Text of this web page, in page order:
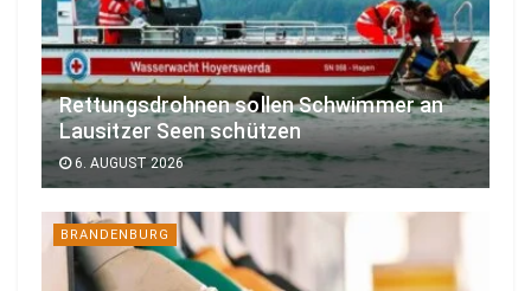
Rettungsdrohnen sollen Schwimmer an
Lausitzer Seen schützen
6. AUGUST 2026
BRANDENBURG